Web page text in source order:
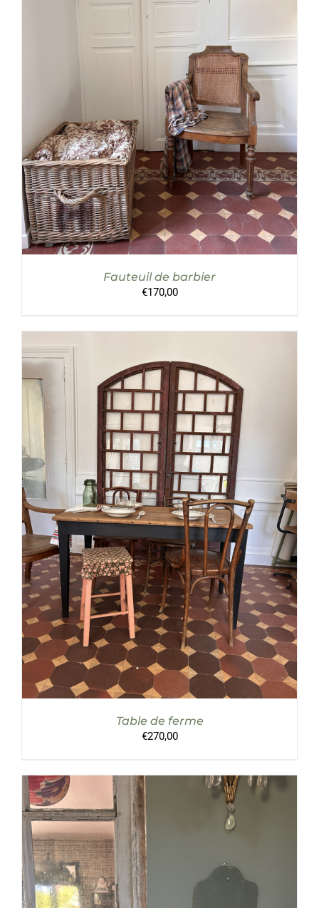
Fauteuil de barbier
€170,00
AJOUTER AU PANIER / DÉTAILS
Table de ferme
€270,00